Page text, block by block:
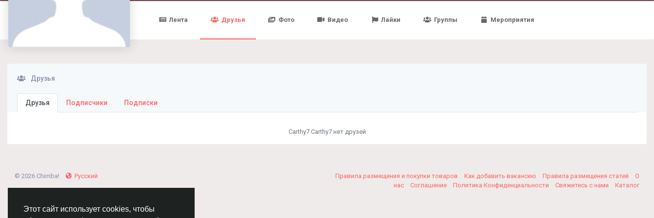
Этот сайт использует cookies, чтобы
Лента Друзья Фото Видео Лайки Группы Мероприятия
Друзья
Друзья Подписчики Подписки
Carthy7 Carthy7 нет друзей
© 2026 Chimba! Русский Правила размещения и покупки товаров Как добавить вакансию Правила размещения статей
О
нас
Соглашение Политика Конфиденциальности Свяжитесь с нами Каталог